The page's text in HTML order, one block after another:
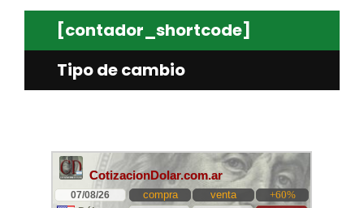
[contador_shortcode]
Tipo de cambio